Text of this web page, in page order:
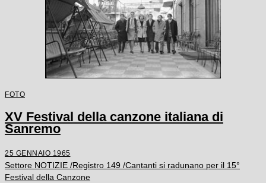
FOTO
XV Festival della canzone italiana di
Sanremo
25 GENNAIO 1965
Settore NOTIZIE /Registro 149 /Cantanti si radunano per il 15°
Festival della Canzone